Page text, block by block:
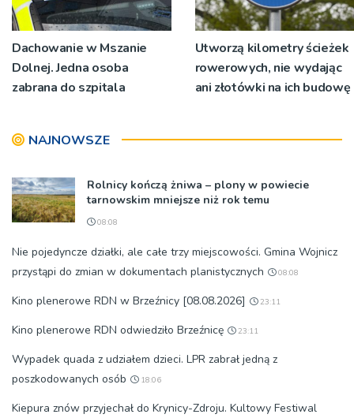
Dachowanie w Mszanie
Dolnej. Jedna osoba
zabrana do szpitala
Utworzą kilometry ścieżek
rowerowych, nie wydając
ani złotówki na ich budowę
NAJNOWSZE
Rolnicy kończą żniwa – plony w powiecie
tarnowskim mniejsze niż rok temu
08:08
Nie pojedyncze działki, ale całe trzy miejscowości. Gmina Wojnicz
przystąpi do zmian w dokumentach planistycznych
08:08
Kino plenerowe RDN w Brzeźnicy [08.08.2026] 23:11
Kino plenerowe RDN odwiedziło Brzeźnicę 23:11
Wypadek quada z udziałem dzieci. LPR zabrał jedną z
poszkodowanych osób
18:06
Kiepura znów przyjechał do Krynicy-Zdroju. Kultowy Festiwal